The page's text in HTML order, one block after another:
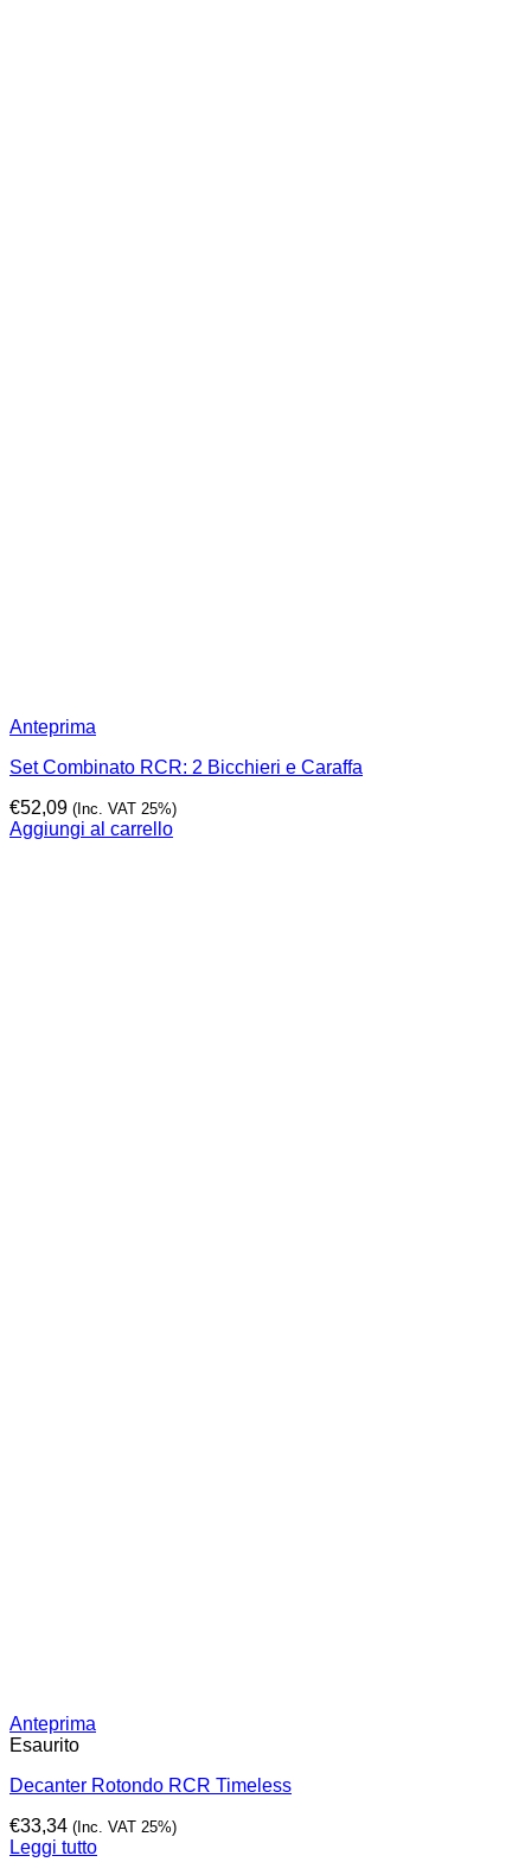
Anteprima
Set Combinato RCR: 2 Bicchieri e Caraffa
€52,09 (Inc. VAT 25%)
Aggiungi al carrello
Anteprima
Esaurito
Decanter Rotondo RCR Timeless
€33,34 (Inc. VAT 25%)
Leggi tutto